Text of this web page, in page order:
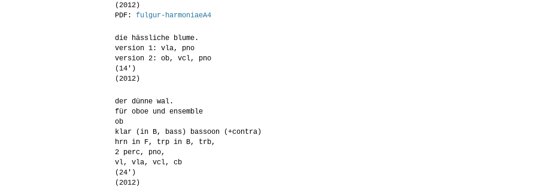
(2012)
PDF: fulgur-harmoniaeA4
die hässliche blume.
version 1: vla, pno
version 2: ob, vcl, pno
(14′)
(2012)
der dünne wal.
für oboe und ensemble
ob
klar (in B, bass) bassoon (+contra)
hrn in F, trp in B, trb,
2 perc, pno,
vl, vla, vcl, cb
(24′)
(2012)